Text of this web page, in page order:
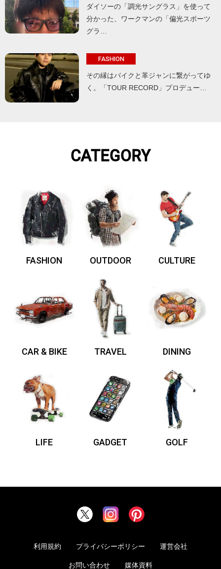
ダイソーの「調光サングラス」を使って
分かった、ワークマンの「偏光スポーツ
グラ…
FASHION
その縁はバイクと革ジャンに繋がってゆ
く。「TOUR RECORD」プロデュー…
CATEGORY
FASHION OUTDOOR CULTURE
CAR & BIKE TRAVEL DINING
LIFE GADGET GOLF
利用規約 プライバシーポリシー 運営会社
お問い合わせ 媒体資料